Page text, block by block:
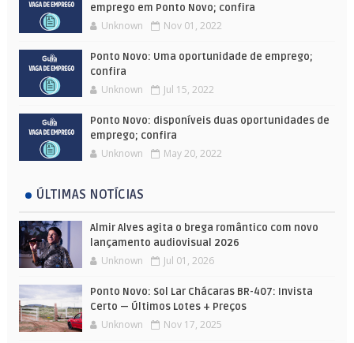
emprego em Ponto Novo; confira
Unknown Nov 01, 2022
Ponto Novo: Uma oportunidade de emprego;
confira
Unknown Jul 15, 2022
Ponto Novo: disponíveis duas oportunidades de
emprego; confira
Unknown May 20, 2022
ÚLTIMAS NOTÍCIAS
Almir Alves agita o brega romântico com novo
lançamento audiovisual 2026
Unknown Jul 01, 2026
Ponto Novo: Sol Lar Chácaras BR-407: Invista
Certo — Últimos Lotes + Preços
Unknown Nov 17, 2025